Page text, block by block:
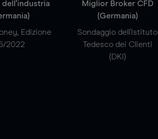
dell'industria
Edizione
2022
Miglior Broker CFD
(Germania)
Sondaggio dell'Istituto
Tedesco dei Clienti
(DKI)